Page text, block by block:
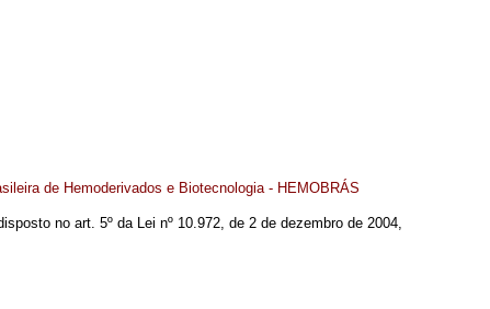
de Hemoderivados e Biotecnologia - HEMOBRÁS
no art. 5º da Lei nº 10.972, de 2 de dezembro de 2004,